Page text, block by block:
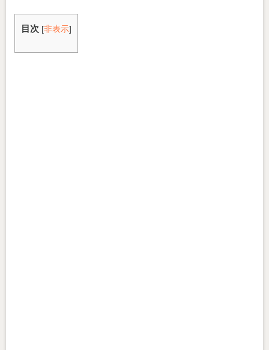
目次 [非表示]